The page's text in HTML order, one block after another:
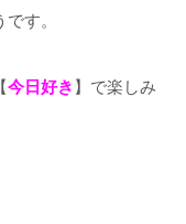
す。
今日好き 】で楽しみ